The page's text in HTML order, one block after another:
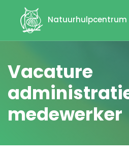
Natuurhulpcentrum
Vacature
medewerker